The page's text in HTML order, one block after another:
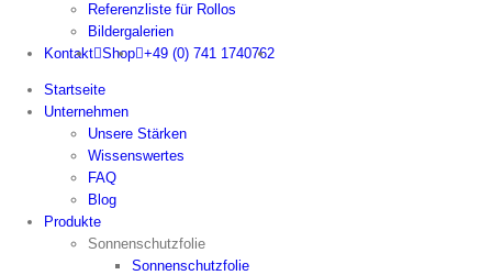
Referenzliste für Rollos
Bildergalerien
Kontakt Shop +49 (0) 741 1740762
Startseite
Unternehmen
Unsere Stärken
Wissenswertes
FAQ
Blog
Produkte
Sonnenschutzfolie
Sonnenschutzfolie